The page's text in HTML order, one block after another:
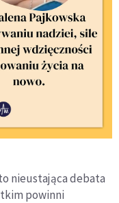
nieustająca debata
powinni